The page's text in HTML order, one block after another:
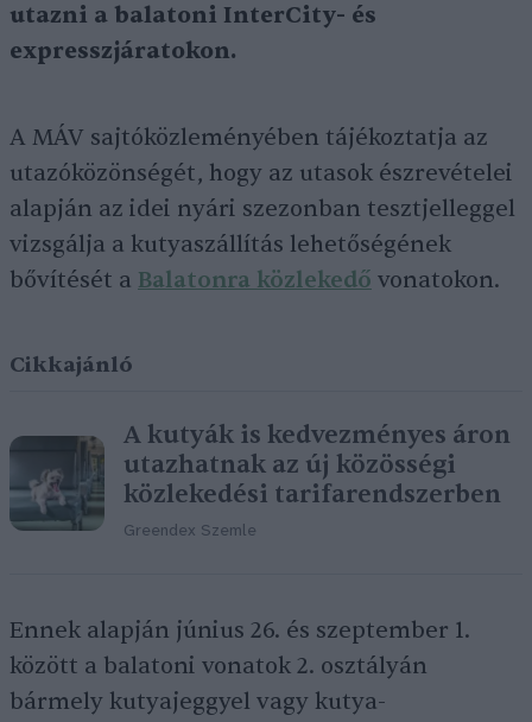
utazni a balatoni InterCity- és
expresszjáratokon.
A MÁV sajtóközleményében tájékoztatja az
utazóközönségét, hogy az utasok észrevételei
alapján az idei nyári szezonban tesztjelleggel
vizsgálja a kutyaszállítás lehetőségének
bővítését a Balatonra közlekedő vonatokon.
Cikkajánló
A kutyák is kedvezményes áron
utazhatnak az új közösségi
közlekedési tarifarendszerben
Greendex Szemle
Ennek alapján június 26. és szeptember 1.
között a balatoni vonatok 2. osztályán
bármely kutyajeggyel vagy kutya-